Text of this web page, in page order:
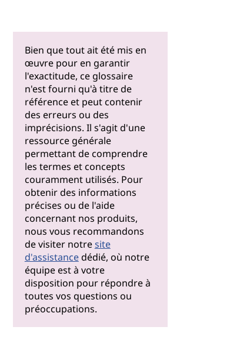
Bien que tout ait été mis en
œuvre pour en garantir
l'exactitude, ce glossaire
n'est fourni qu'à titre de
référence et peut contenir
des erreurs ou des
imprécisions. Il s'agit d'une
ressource générale
permettant de comprendre
les termes et concepts
couramment utilisés. Pour
obtenir des informations
précises ou de l'aide
concernant nos produits,
nous vous recommandons
de visiter notresite
d'assistancedédié, où notre
équipe est à votre
disposition pour répondre à
toutes vos questions ou
préoccupations.